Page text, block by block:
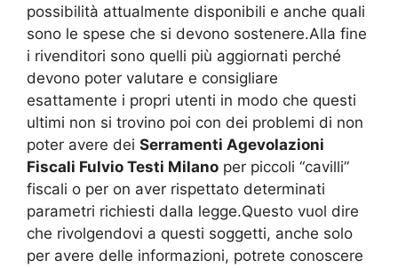
possibilità attualmente disponibili e anche quali
sono le spese che si devono sostenere.Alla fine
i rivenditori sono quelli più aggiornati perché
devono poter valutare e consigliare
esattamente i propri utenti in modo che questi
ultimi non si trovino poi con dei problemi di non
poter avere dei Serramenti Agevolazioni
Fiscali Fulvio Testi Milano per piccoli “cavilli”
fiscali o per on aver rispettato determinati
parametri richiesti dalla legge.Questo vuol dire
che rivolgendovi a questi soggetti, anche solo
per avere delle informazioni, potrete conoscere